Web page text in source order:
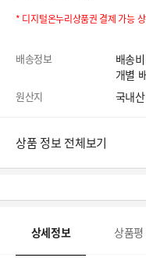
* 디지털온누리상품권 결제 가능
배송정보
배송
개별
원산지 국내산
상품 정보 전체보기
상세정보 상품평